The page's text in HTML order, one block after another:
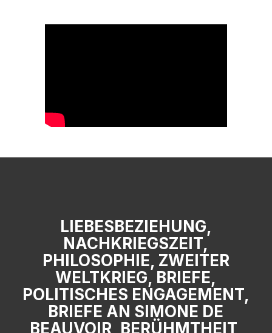
LIEBESBEZIEHUNG,
NACHKRIEGSZEIT,
PHILOSOPHIE, ZWEITER
WELTKRIEG, BRIEFE,
POLITISCHES ENGAGEMENT,
BRIEFE AN SIMONE DE
BEAUVOIR, BERÜHMTHEIT,